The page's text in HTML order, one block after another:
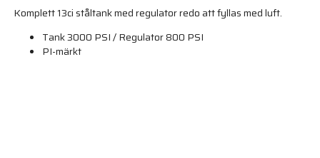
Komplett 13ci ståltank med regulator redo att fyllas med luft.
Tank 3000 PSI / Regulator 800 PSI
PI-märkt